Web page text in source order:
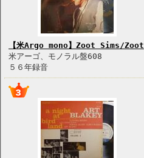
【米Argo mono】Zoot Sims/Zoot
米アーゴ、モノラル盤608
５６年録音